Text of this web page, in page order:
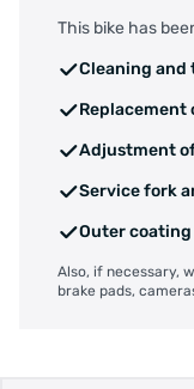
This bike has
Cleaning and
Replacement
Adjustment
Service fork
Outer
Also, if necessary,
brake pads,